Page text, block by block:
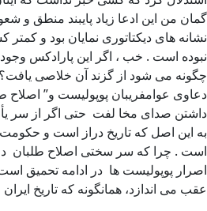
گمان من این ادعا زیاد پایبند منطق و
نشانه های دیکتاتوری نمایان بود و
نبوده است . خب ، اگر این پارادکس
چگونه می شود از گزند آن خلاصی یافت؟
دعاوی عوامفریبان پوپولیست و” اصلاح
داشتن صدای مخا لفت حتی اگر از سر
به این اصل که تاریخ دراز است و
است . چرا که سر سختی اصلاح طلبان در
اصرار پوپولیست ها در ادامه تحمیق
عقب می اندازد، همانگونه که تاریخ